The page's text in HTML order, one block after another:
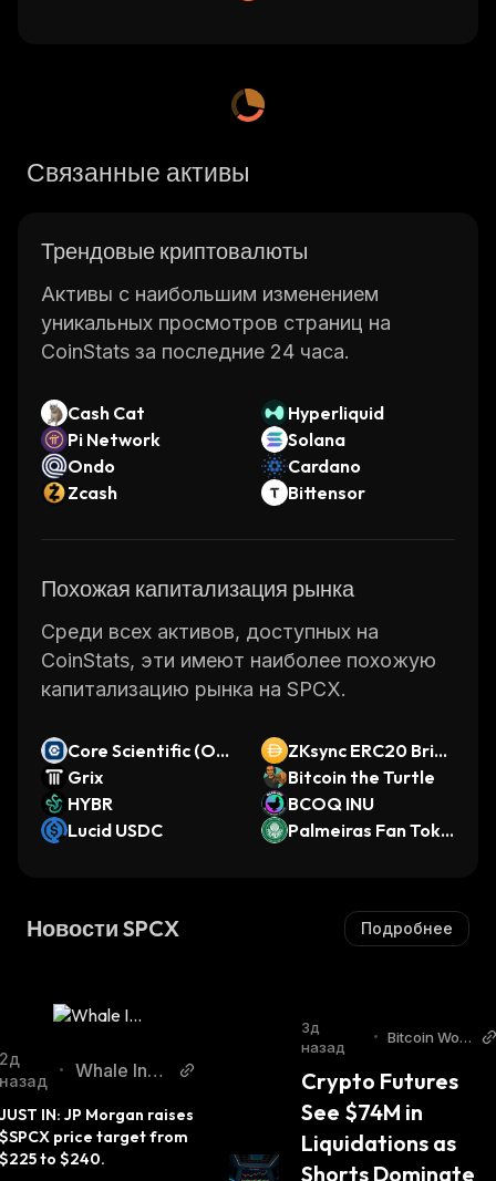
Связанные активы
Трендовые криптовалюты
Активы с наибольшим изменением
уникальных просмотров страниц на
CoinStats за последние 24 часа.
Cash Cat
Hyperliquid
Pi Network
Solana
Ondo
Cardano
Zcash
Bittensor
Похожая капитализация рынка
Среди всех активов, доступных на
CoinStats, эти имеют наиболее похожую
капитализацию рынка на SPCX.
Core Scientific (On
do Tokenized)
ZKsync ERC20 Brid
ged DAI (zkSync)
Grix
Bitcoin the Turtle
HYBR
BCOQ INU
Lucid USDC
Palmeiras Fan Toke
Новости SPCX Подробнее
•
Whale Insid
IN: JP Morgan raises
price target from
to $240.
3д
назад
•
Bitcoin Worl
Crypto Futures
See $74M in
Liquidations as
Shorts Dominate